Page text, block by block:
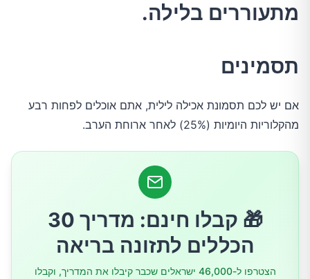
סיבות גנטיות?
כיצד מאובחנים?
השפעות בריאותיות
מתעוררים בלילה.
תסמינים
אם יש לכם תסמונת אכילה לילית, אתם אוכלים לפחות רבע
מהקלוריות היומיות (25%) לאחר ארוחת הערב.
🎁 קבלו חינם: מדריך 30
הכללים לתזונה בריאה
הצטרפו ל-46,000 ישראלים שכבר קיבלו את המדריך, וקבלו